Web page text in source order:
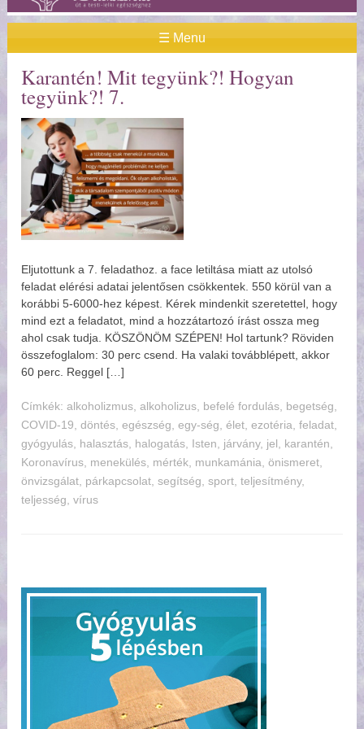
☰ Menu
Karantén! Mit tegyünk?! Hogyan
tegyünk?! 7.
Eljutottunk a 7. feladathoz. a face letiltása miatt az utolsó
feladat elérési adatai jelentősen csökkentek. 550 körül van a
korábbi 5-6000-hez képest. Kérek mindenkit szeretettel, hogy
mind ezt a feladatot, mind a hozzátartozó írást ossza meg
ahol csak tudja. KÖSZÖNÖM SZÉPEN! Hol tartunk? Röviden
összefoglalom: 30 perc csend. Ha valaki továbblépett, akkor
60 perc. Reggel […]
Címkék:alkoholizmus,alkoholizus, befelé fordulás, begetség,
COVID-19,döntés,egészség,egy-ség,élet,ezotéria,feladat,
gyógyulás, halasztás, halogatás, Isten, járvány, jel, karantén,
Koronavírus, menekülés, mérték, munkamánia,önismeret,
önvizsgálat, párkapcsolat,segítség,sport,teljesítmény,
teljesség,vírus